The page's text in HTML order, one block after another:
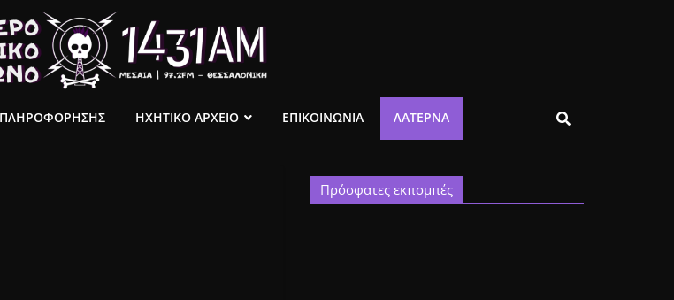
ΗΧΗΤΙΚΟ ΑΡΧΕΙΟ ΕΠΙΚΟΙΝΩΝΙΑ ΛΑΤΈΡΝΑ
Πρόσφατες εκπομπές